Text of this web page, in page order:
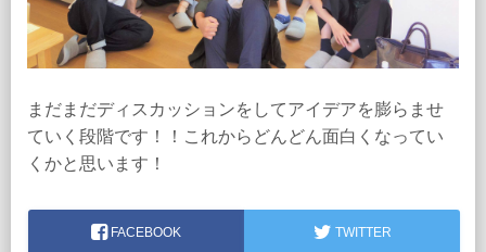
まだまだディスカッションをしてアイデアを膨らませ
ていく段階です！！これからどんどん面白くなってい
くかと思います！
FACEBOOK TWITTER